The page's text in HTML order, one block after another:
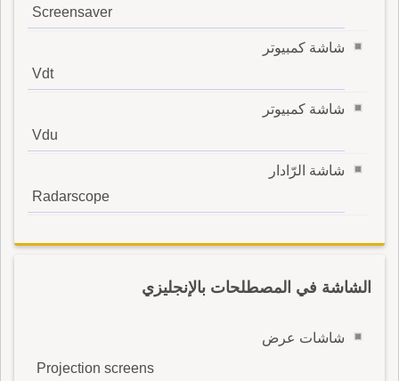
Screensaver
شاشة كمبيوتر
Vdt
شاشة كمبيوتر
Vdu
شاشة الرّادار
Radarscope
الشاشة في المصطلحات بالإنجليزي
شاشات عرض
Projection screens